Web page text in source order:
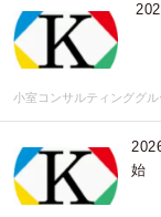
小室コンサルティンググル
始